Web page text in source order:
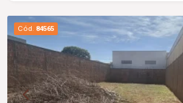
Cód. 84565